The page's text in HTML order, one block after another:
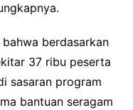
berdasarkan
37 ribu peserta
sasaran program
bantuan seragam